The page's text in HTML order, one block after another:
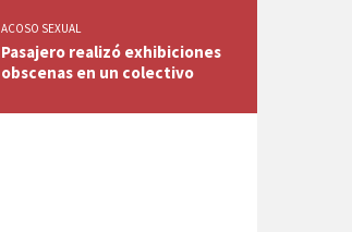
ACOSO SEXUAL
Pasajero realizó exhibiciones
obscenas en un colectivo